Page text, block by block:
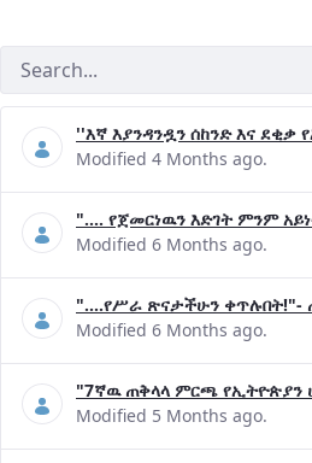
''እኛ እያንዳንዷን ሰከንድ እና
Modified 4 Months ago.
".... የጀመርነዉን እድገት ምንም
Modified 6 Months ago.
"....የሥራ ጽናታችሁን ቀጥሉበት!"-
Modified 6 Months ago.
"7ኛዉ ጠቅላላ ምርጫ የኢትዮጵያን
Modified 5 Months ago.